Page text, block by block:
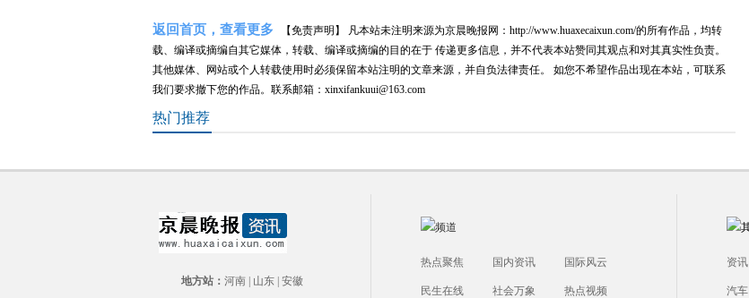
返回首页，查看更多
【免责声明】 凡本站未注明来源为京晨晚报网：http://www.huaxecaixun.com/的所有作品，均转
载、编译或摘编自其它媒体，转载、编译或摘编的目的在于 传递更多信息，并不代表本站赞同其观点和对其真实性负责。
其他媒体、网站或个人转载使用时必须保留本站注明的文章来源，并自负法律责任。 如您不希望作品出现在本站，可联系
我们要求撤下您的作品。联系邮箱：xinxifankuui@163.com
热门推荐
地方站： 河南 山东 安徽
热点聚焦 国内资讯 国际风云
民生在线 社会万象 热点视频
资讯
汽车